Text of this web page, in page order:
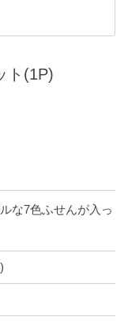
ト(1P)
な7色ふせんが入っ